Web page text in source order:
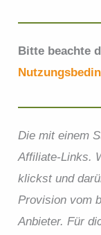
Bitte beachte
Die mit einem
Affiliate-Links.
klickst und
Provision vom
Anbieter. Für